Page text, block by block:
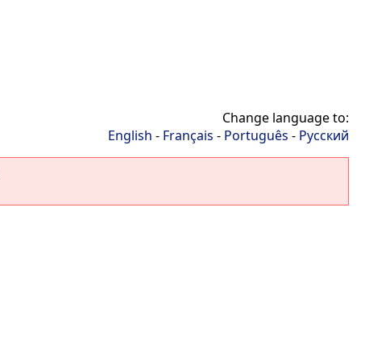
Change language to:
English - Français - Português - Русский